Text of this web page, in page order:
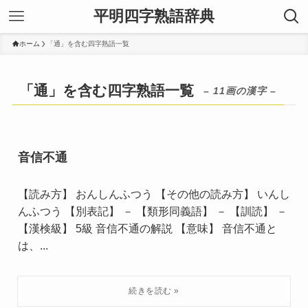
平明四字熟語辞典
ホーム 「通」を含む四字熟語一覧
「通」を含む四字熟語一覧 – 11画の漢字 –
音信不通
【読み方】 おんしんふつう 【その他の読み方】 いんし
んふつう 【別表記】 － 【類形同義語】 － 【訓読】 －
【漢検級】 5級 音信不通の解説 【意味】 音信不通と
は、...